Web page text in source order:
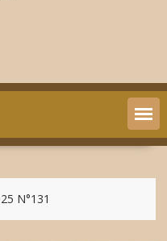
N°131